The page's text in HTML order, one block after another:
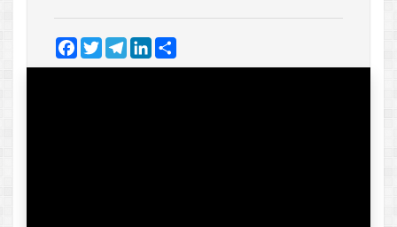
FacebookTwitter
TelegramLinkedInShare